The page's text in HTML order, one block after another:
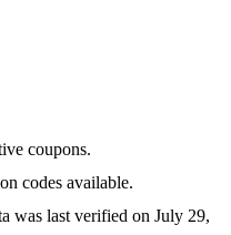
coupons.
codes available.
was last verified on July 29,